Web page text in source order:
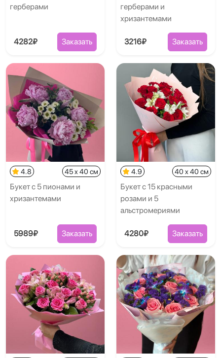
герберами
4282₽ Заказать
герберами и
хризантемами
3216₽ Заказать
4.8 45 x 40 см
Букет с 5 пионами и
хризантемами
5989₽ Заказать
4.9 40 x 40 см
Букет с 15 красными
розами и 5
альстромериями
4280₽ Заказать